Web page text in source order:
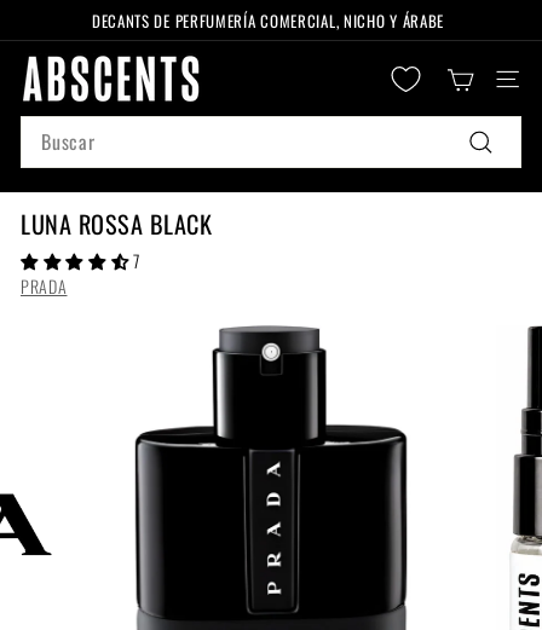
directamente
contenido
diapositivas
DECANTS DE PERFUMERÍA COMERCIAL, NICHO Y ÁRABE
A
B
S
C
E
N
T
S
Search
Buscar
LUNA ROSSA BLACK
7
PRADA